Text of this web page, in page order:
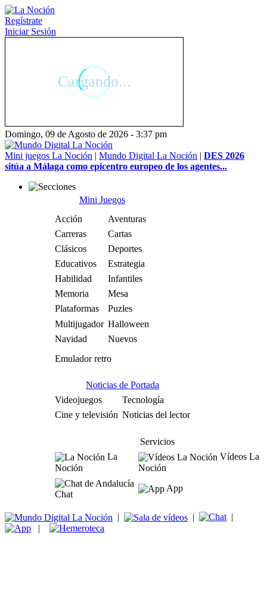
Regístrate
Iniciar Sesión
Domingo, 09 de Agosto de 2026 - 3:37 pm
Mini juegos La Noción | Mundo Digital La Noción | DES 2026
sitúa a Málaga como epicentro europeo de los agentes...
Mini Juegos
Acción
Aventuras
Carreras
Cartas
Clásicos
Deportes
Educativos
Estrategia
Habilidad
Infantiles
Memoria
Mesa
Plataformas
Puzles
Multijugador Halloween
Navidad
Nuevos
Emulador retro
Noticias de Portada
Videojuegos
Tecnología
Cine y televisión Noticias del lector
Servicios
La
Noción
Vídeos La
Noción
Chat
App
| |
|
|